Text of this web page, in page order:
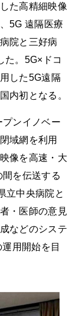
た高精細映像
5G 遠隔医療
院と三好病
た。5G×ドコ
した5G遠隔
内初となる。
ンイノベー
域網を利用
像を高速・大
を伝送する
立中央病院と
・医師の意見
などのシステ
用開始を目